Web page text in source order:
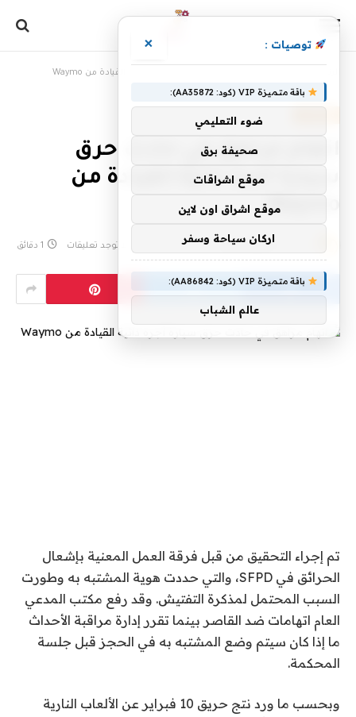
اتهام مراهق في حادث حرق سيارة أجرة ذاتية القيادة من Waymo
اتهام مراهق في حادث حرق
سيارة أجرة ذاتية القيادة من
Waymo
فريق الإبداع 19 أبريل، 2024 لا توجد تعليقات 1 دقائق
تم إجراء التحقيق من قبل فرقة العمل المعنية بإشعال
الحرائق في SFPD، والتي حددت هوية المشتبه به وطورت
السبب المحتمل لمذكرة التفتيش. وقد رفع مكتب المدعي
العام اتهامات ضد القاصر بينما تقرر إدارة مراقبة الأحداث
ما إذا كان سيتم وضع المشتبه به في الحجز قبل جلسة
المحكمة.
وبحسب ما ورد نتج حريق 10 فبراير عن الألعاب النارية
توصيات : ×
باقة متميزة VIP (كود: AA35872):
ضوء التعليمي
صحيفة برق
موقع اشراقات
موقع اشراق اون لاين
اركان سياحة وسفر
باقة متميزة VIP (كود: AA86842):
عالم الشباب